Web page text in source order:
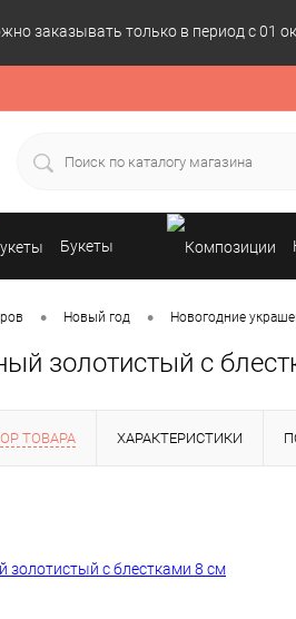
заказывать только в период с 01
Букеты
• Новый год • Новогодние
золотистый с
ТОВАРА ХАРАКТЕРИСТИКИ